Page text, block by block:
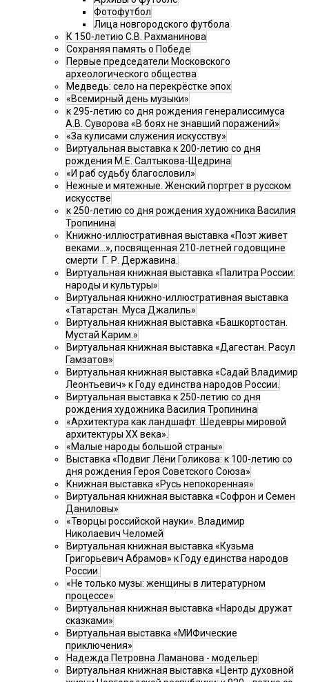
Фотофутбол
Лица новгородского футбола
К 150-летию С.В. Рахманинова
Сохраняя память о Победе
Первые председатели Московского
археологического общества
Медведь: село на перекрёстке эпох
«Всемирный день музыки»
к 295-летию со дня рождения генералиссимуса
А.В. Суворова «В боях не знавший поражений»
«За кулисами служения искусству»
Виртуальная выставка к 200-летию со дня
рождения М.Е. Салтыкова-Щедрина
«И раб судьбу благословил»
Нежные и мятежные. Женский портрет в русском
искусстве
к 250-летию со дня рождения художника Василия
Тропинина
Книжно-иллюстративная выставка «Поэт живет
веками…», посвященная 210-летней годовщине
смерти Г. Р. Державина.
Виртуальная книжная выставка «Палитра России:
народы и культуры»
Виртуальная книжно-иллюстративная выставка
«Татарстан. Муса Джалиль»
Виртуальная книжная выставка «Башкортостан.
Мустай Карим.»
Виртуальная книжная выставка «Дагестан. Расул
Гамзатов»
Виртуальная книжная выставка «Садай Владимир
Леонтьевич» к Году единства народов России.
Виртуальная выставка к 250-летию со дня
рождения художника Василия Тропинина
«Архитектура как ландшафт. Шедевры мировой
архитектуры XX века».
«Малые народы большой страны»
Выставка «Подвиг Лёни Голикова: к 100-летию со
дня рождения Героя Советского Союза»
Книжная выставка «Русь непокоренная»
Виртуальная книжная выставка «Софрон и Семен
Даниловы»
«Творцы российской науки». Владимир
Николаевич Челомей
Виртуальная книжная выставка «Кузьма
Григорьевич Абрамов» к Году единства народов
России.
«Не только музы: женщины в литературном
процессе»
Виртуальная книжная выставка «Народы дружат
сказками»
Виртуальная выставка «МИФические
приключения»
Надежда Петровна Ламанова - модельер
Виртуальная книжная выставка «Центр духовной